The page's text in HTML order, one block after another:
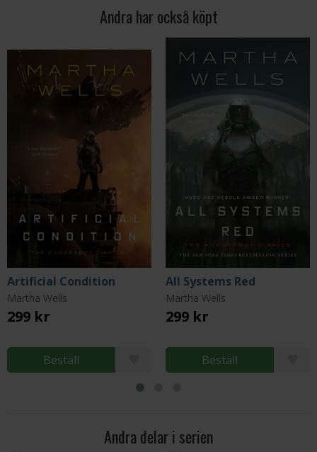
Andra har också köpt
Artificial Condition
Martha Wells
299 kr
Beställ
All Systems Red
Martha Wells
299 kr
Beställ
Andra delar i serien